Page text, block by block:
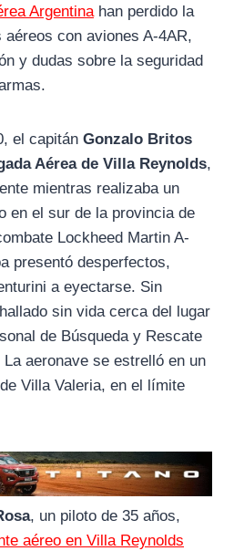
Argentina han perdido la
con aviones A-4AR,
y dudas sobre la seguridad
el capitán Gonzalo Britos
Aérea de Villa Reynolds,
mientras realizaba un
en el sur de la provincia de
Lockheed Martin A-
presentó desperfectos,
a eyectarse. Sin
sin vida cerca del lugar
de Búsqueda y Rescate
aeronave se estrelló en un
Villa Valeria, en el límite
, un piloto de 35 años,
aéreo en Villa Reynolds